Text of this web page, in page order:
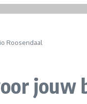
Roosendaal
jouw